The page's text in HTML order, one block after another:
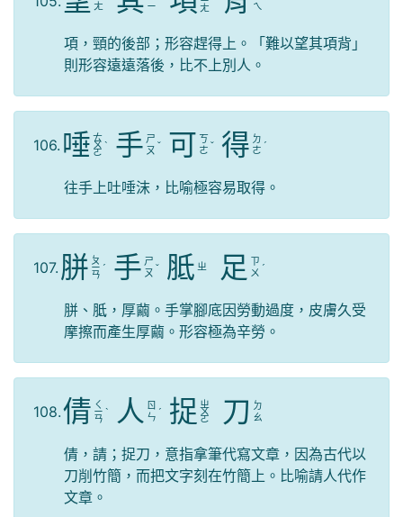
ㄤ
ㄧ
ㄤ
ㄟ
項，頸的後部；形容趕得上。「難以望其項背」
則形容遠遠落後，比不上別人。
106. 唾 ㄊ
ㄨ
ㄛ
ˋ 手 ㄕ
ㄡ ˇ 可 ㄎ
ㄜ ˇ 得 ㄉ
ㄜ ˊ
往手上吐唾沫，比喻極容易取得。
107. 胼 ㄆ
ㄧ
ㄢ
ˊ 手 ㄕ
ㄡ ˇ 胝 ㄓ 足 ㄗ
ㄨ ˊ
胼、胝，厚繭。手掌腳底因勞動過度，皮膚久受
摩擦而產生厚繭。形容極為辛勞。
108.倩 ㄑ
ㄧ
ㄢ
ˋ 人 ㄖ
ㄣ ˊ 捉 ㄓ
ㄨ
ㄛ 刀 ㄉ
ㄠ
倩，請；捉刀，意指拿筆代寫文章，因為古代以
刀削竹簡，而把文字刻在竹簡上。比喻請人代作
文章。